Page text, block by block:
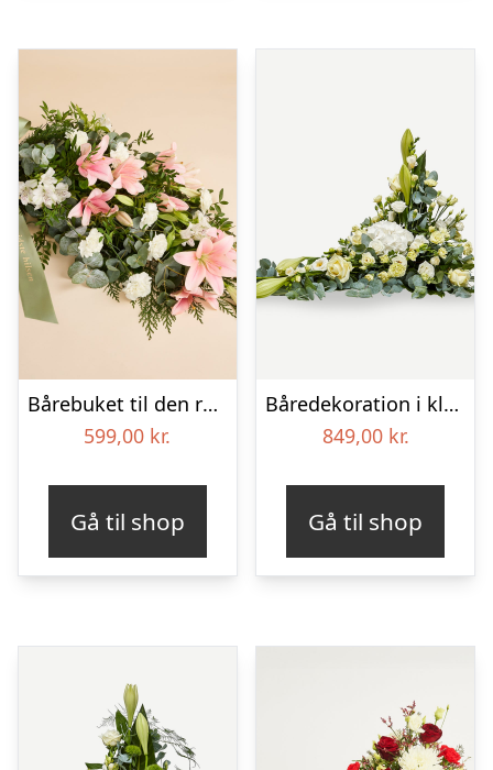
Bårebuket til den rolige afsked med bånd
599,00 kr.
Gå til shop
Båredekoration i klassisk stil – creme
849,00 kr.
Gå til shop